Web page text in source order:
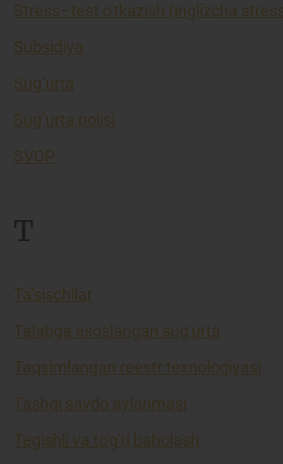
Stress–test o'tkazish (inglizcha
Subsidiya
Sug’urta
Sug’urta polisi
SVOP
T
Ta’sischilar
Talabga asoslangan sug'urta
Taqsimlangan reestr texnologiyasi
Tashqi savdo aylanmasi
Tegishli va to'g'ri baholash